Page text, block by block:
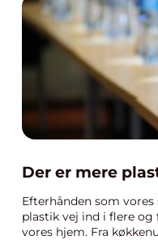
Der er mere
Efterhånden som
plastik vej ind i flere og
vores hjem. Fra